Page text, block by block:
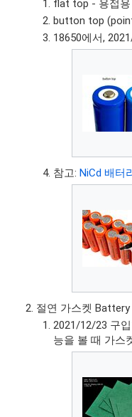
flat top - 용접용
button top
18650에서,
참고:NiCd 배터
절연 가스켓
2021/12/23 구
능을 볼 때 가스